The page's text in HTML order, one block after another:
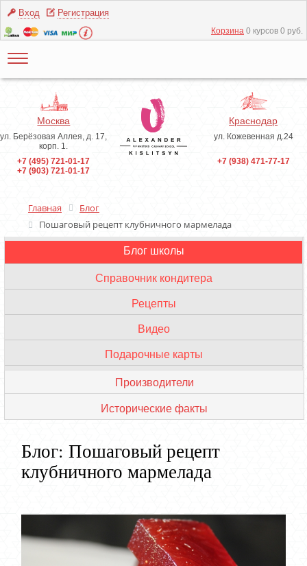
Вход Регистрация
Корзина 0 курсов 0 руб.
Москва
ул. Берёзовая Аллея, д. 17,
корп. 1.
+7 (495) 721-01-17
+7 (903) 721-01-17
Краснодар
ул. Кожевенная д.24
+7 (938) 471-77-17
Главная
Блог
Пошаговый рецепт клубничного мармелада
Блог школы
Справочник кондитера
Рецепты
Видео
Подарочные карты
Инструменты
Ингредиенты
Профессиональные термины
VIP мастера
Обзор кондитерских
Производители
Исторические факты
Блог: Пошаговый рецепт
клубничного мармелада